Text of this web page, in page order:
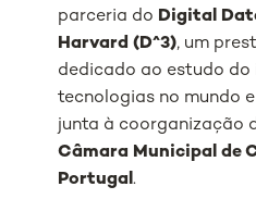
parceria do Digital
Harvard (D^3), um
dedicado ao estudo do
tecnologias no mundo
junta à coorganização
Câmara Municipal de
Portugal.